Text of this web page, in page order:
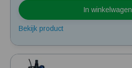
In winkelwagen
Bekijk product